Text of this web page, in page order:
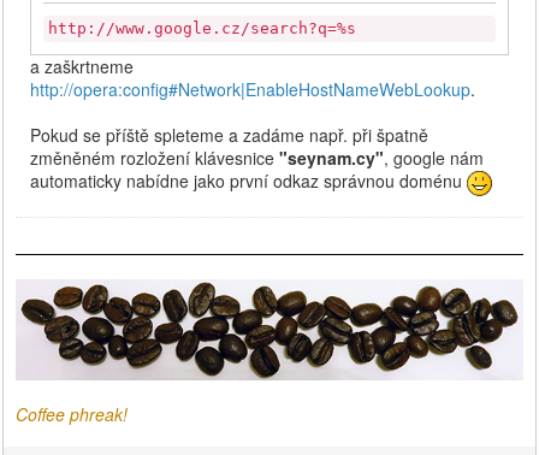
http://www.google.cz/search?q=%s
a zaškrtneme
http://opera:config#Network|EnableHostNameWebLookup.
Pokud se příště spleteme a zadáme např. při špatně
změněném rozložení klávesnice"seynam.cy", google nám
automaticky nabídne jako první odkaz správnou doménu
Coffee phreak!